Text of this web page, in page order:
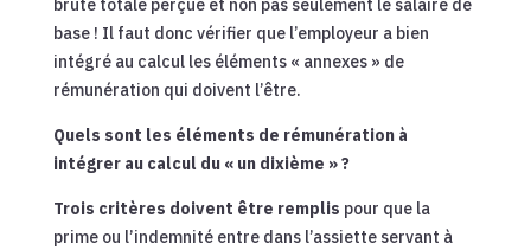
brute totale perçue et non pas seulement le salaire de
base ! Il faut donc vérifier que l’employeur a bien
intégré au calcul les éléments « annexes » de
rémunération qui doivent l’être.
Quels sont les éléments de rémunération à
intégrer au calcul du « un dixième » ?
Trois critères doivent être remplis pour que la
prime ou l’indemnité entre dans l’assiette servant à